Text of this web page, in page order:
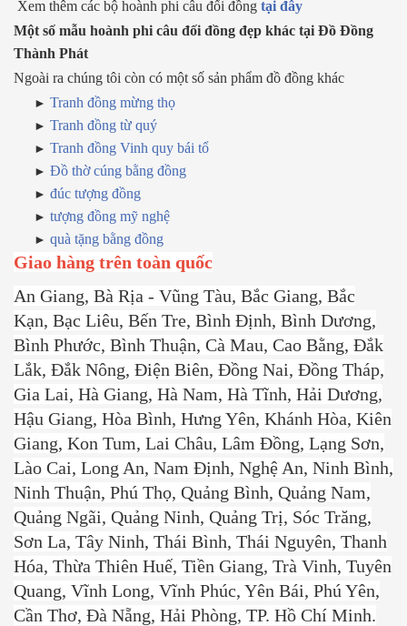
Xem thêm các bộ hoành phi câu đối đồng tại đây
Một số mẫu hoành phi câu đối đồng đẹp khác tại Đồ Đồng
Thành Phát
Ngoài ra chúng tôi còn có một số sản phẩm đồ đồng khác
Tranh đồng mừng thọ
Tranh đồng từ quý
Tranh đồng Vinh quy bái tổ
Đồ thờ cúng bằng đồng
đúc tượng đồng
tượng đồng mỹ nghệ
quà tặng bằng đồng
Giao hàng trên toàn quốc
An Giang, Bà Rịa - Vũng Tàu, Bắc Giang, Bắc
Kạn, Bạc Liêu, Bến Tre, Bình Định, Bình Dương,
Bình Phước, Bình Thuận, Cà Mau, Cao Bằng, Đắk
Lắk, Đắk Nông, Điện Biên, Đồng Nai, Đồng Tháp,
Gia Lai, Hà Giang, Hà Nam, Hà Tĩnh, Hải Dương,
Hậu Giang, Hòa Bình, Hưng Yên, Khánh Hòa, Kiên
Giang, Kon Tum, Lai Châu, Lâm Đồng, Lạng Sơn,
Lào Cai, Long An, Nam Định, Nghệ An, Ninh Bình,
Ninh Thuận, Phú Thọ, Quảng Bình, Quảng Nam,
Quảng Ngãi, Quảng Ninh, Quảng Trị, Sóc Trăng,
Sơn La, Tây Ninh, Thái Bình, Thái Nguyên, Thanh
Hóa, Thừa Thiên Huế, Tiền Giang, Trà Vinh, Tuyên
Quang, Vĩnh Long, Vĩnh Phúc, Yên Bái, Phú Yên,
Cần Thơ, Đà Nẵng, Hải Phòng, TP. Hồ Chí Minh.